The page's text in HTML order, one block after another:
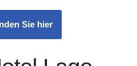
Sie hier